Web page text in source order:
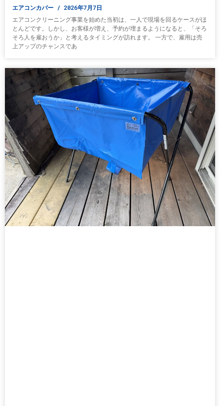
エアコンカバー 2026年7月7日
エアコンクリーニング事業を始めた当初は、一人で現場を回るケースがほ
とんどです。しかし、お客様が増え、予約が埋まるようになると、「そろ
そろ人を雇おうか」と考えるタイミングが訪れます。 一方で、雇用は売
上アップのチャンスであ